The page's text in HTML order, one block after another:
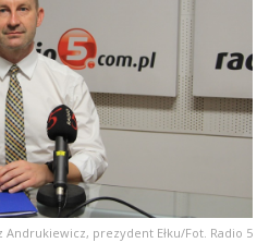
Andrukiewicz, prezydent Ełku/Fot. Radio 5